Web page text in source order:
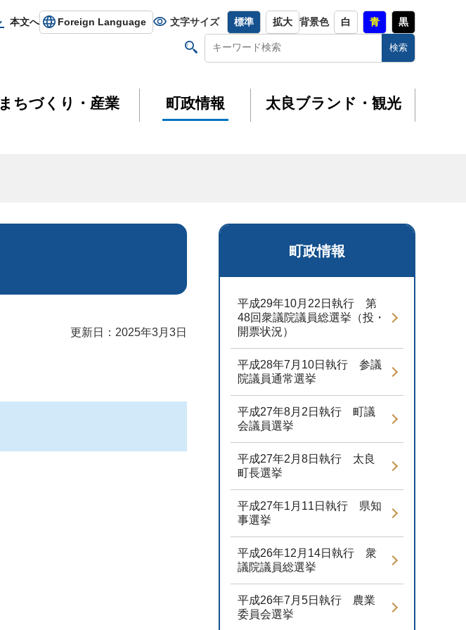
本文へ Foreign Language 文字サイズ 標準 拡大 背景色 白 青 黒
まちづくり・産業 町政情報 太良ブランド・観光
町政情報
平成29年10月22日執行 第
48回衆議院議員総選挙（投・
開票状況）
平成28年7月10日執行 参議
院議員通常選挙
平成27年8月2日執行 町議
会議員選挙
平成27年2月8日執行 太良
町長選挙
平成27年1月11日執行 県知
事選挙
平成26年12月14日執行 衆
議院議員総選挙
平成26年7月5日執行 農業
委員会選挙
更新日：2025年3月3日